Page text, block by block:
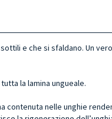
e che si sfaldano. Un vero
la lamina ungueale.
contenuta nelle unghie